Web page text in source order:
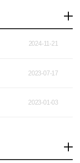
2024-11-21
2023-07-17
2023-01-03